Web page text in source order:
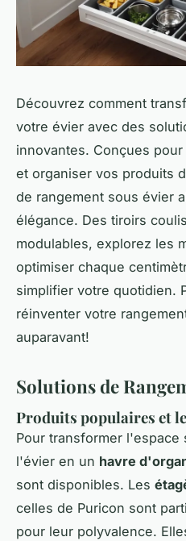
Découvrez comment
votre évier avec des
innovantes. Conçues
et organiser vos produits
de rangement sous évier
élégance. Des tiroirs
modulables, explorez les
optimiser chaque
simplifier votre quotidien.
réinventer votre
auparavant!
Solutions de
Produits populaires et
Pour transformer
l'évier en un havre
sont disponibles. Les
celles de Puricon sont
pour leur polyvalence.